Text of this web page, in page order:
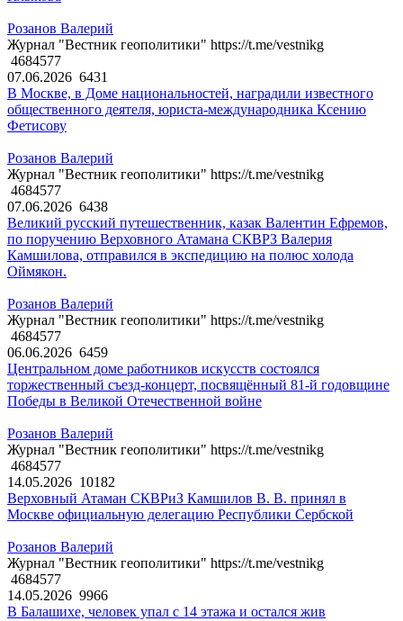
Розанов Валерий
Журнал "Вестник геополитики" https://t.me/vestnikg
4684577
07.06.2026 6431
В Москве, в Доме национальностей, наградили известного
общественного деятеля, юриста-международника Ксению
Фетисову
Розанов Валерий
Журнал "Вестник геополитики" https://t.me/vestnikg
4684577
07.06.2026 6438
Великий русский путешественник, казак Валентин Ефремов,
по поручению Верховного Атамана СКВРЗ Валерия
Камшилова, отправился в экспедицию на полюс холода
Оймякон.
Розанов Валерий
Журнал "Вестник геополитики" https://t.me/vestnikg
4684577
06.06.2026 6459
Центральном доме работников искусств состоялся
торжественный съезд-концерт, посвящённый 81-й годовщине
Победы в Великой Отечественной войне
Розанов Валерий
Журнал "Вестник геополитики" https://t.me/vestnikg
4684577
14.05.2026 10182
Верховный Атаман СКВРиЗ Камшилов В. В. принял в
Москве официальную делегацию Республики Сербской
Розанов Валерий
Журнал "Вестник геополитики" https://t.me/vestnikg
4684577
14.05.2026 9966
В Балашихе, человек упал с 14 этажа и остался жив